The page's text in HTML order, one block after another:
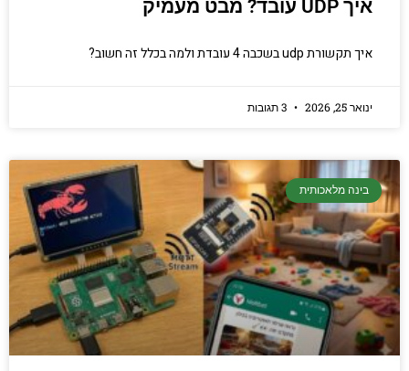
איך UDP עובד? מבט מעמיק
איך תקשורת udp בשכבה 4 עובדת ולמה בכלל זה חשוב?
ינואר 25, 2026
בינה מלאכותית